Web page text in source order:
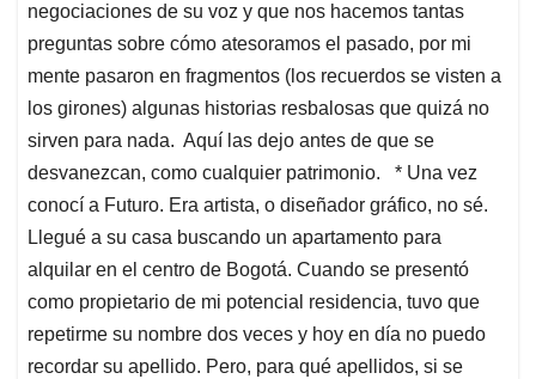
negociaciones de su voz y que nos hacemos tantas
preguntas sobre cómo atesoramos el pasado, por mi
mente pasaron en fragmentos (los recuerdos se visten a
los girones) algunas historias resbalosas que quizá no
sirven para nada. Aquí las dejo antes de que se
desvanezcan, como cualquier patrimonio. * Una vez
conocí a Futuro. Era artista, o diseñador gráfico, no sé.
Llegué a su casa buscando un apartamento para
alquilar en el centro de Bogotá. Cuando se presentó
como propietario de mi potencial residencia, tuvo que
repetirme su nombre dos veces y hoy en día no puedo
recordar su apellido. Pero, para qué apellidos, si se